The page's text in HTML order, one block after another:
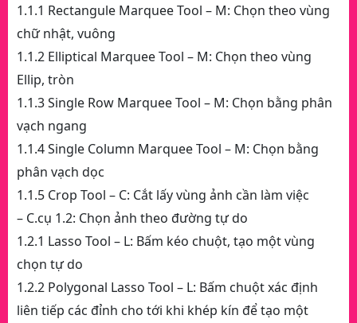
1.1.1 Rectangule Marquee Tool – M: Chọn theo vùng
chữ nhật, vuông
1.1.2 Elliptical Marquee Tool – M: Chọn theo vùng
Ellip, tròn
1.1.3 Single Row Marquee Tool – M: Chọn bằng phân
vạch ngang
1.1.4 Single Column Marquee Tool – M: Chọn bằng
phân vạch dọc
1.1.5 Crop Tool – C: Cắt lấy vùng ảnh cần làm việc
– C.cụ 1.2: Chọn ảnh theo đường tự do
1.2.1 Lasso Tool – L: Bấm kéo chuột, tạo một vùng
chọn tự do
1.2.2 Polygonal Lasso Tool – L: Bấm chuột xác định
liên tiếp các đỉnh cho tới khi khép kín để tạo một